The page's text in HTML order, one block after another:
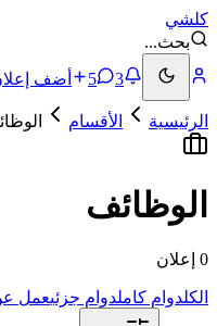
كلشي
بحث...
3
5 أضف
الرئيسية الأقسام
الوظائف
0 إعلان
الكلدوام كاملدوام جزئيعمل